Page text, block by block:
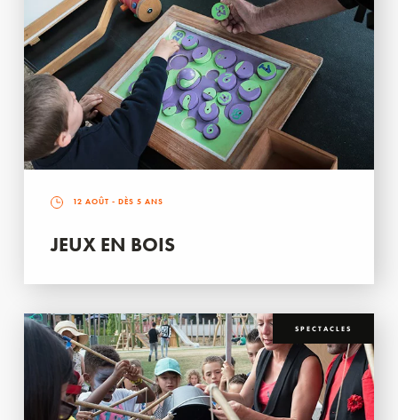
12 AOÛT - DÈS 5 ANS
JEUX EN BOIS
SPECTACLES